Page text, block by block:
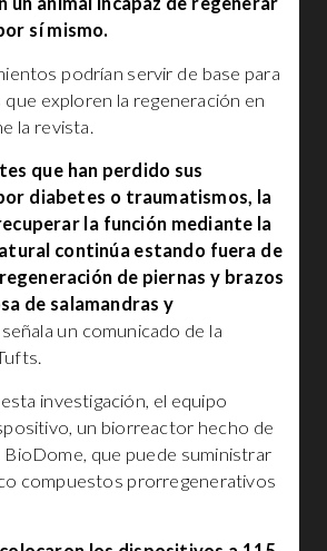
sí mismo.
podrían servir de base para
exploren la regeneración en
la revista.
que han perdido sus
diabetes o traumatismos, la
la función mediante la
continúa estando fuera de
de piernas y brazos
de salamandras y
señala un comunicado de la
investigación, el equipo
un biorreactor hecho de
BioDome, que puede suministrar
compuestos prorregenerativos